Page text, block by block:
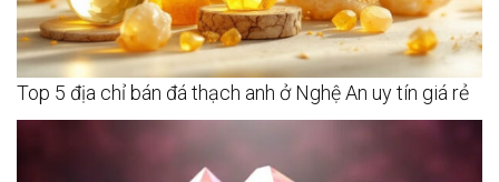
Top 5 địa chỉ bán đá thạch anh ở Nghệ An uy tín giá rẻ